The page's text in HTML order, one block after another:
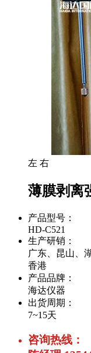
左 右
薄膜剥离
产品型号：
HD-C521
生产研销：
广东、昆山、
香港
产品品牌：
海达仪器
出货周期：
7~15天
咨询热线：